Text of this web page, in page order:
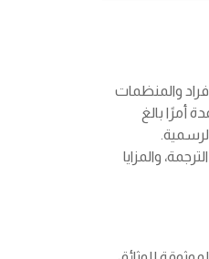
والمنظمات
أمرًا بالغ
والمزايا